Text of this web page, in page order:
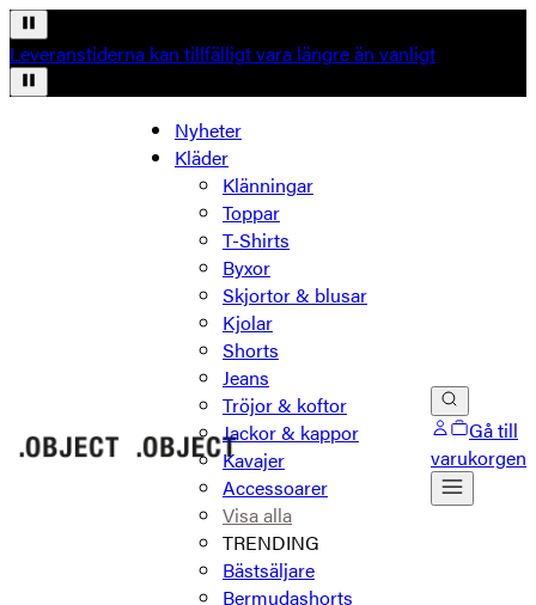
Leveranstiderna kan tillfälligt vara längre än vanligt
Nyheter
Kläder
Klänningar
Toppar
T-Shirts
Byxor
Skjortor & blusar
Kjolar
Shorts
Jeans
Tröjor & koftor
Jackor & kappor
Kavajer
Accessoarer
Visa alla
TRENDING
Bästsäljare
Bermudashorts
Gå till
varukorgen